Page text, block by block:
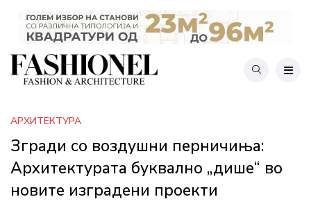
АРХИТЕКТУРА
Згради со воздушни перничиња:
Архитектурата буквално „дише“ во
новите изградени проекти